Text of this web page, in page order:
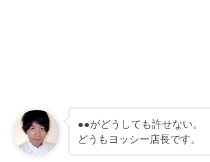
●●がどうしても許せない。
どうもヨッシー店長です。